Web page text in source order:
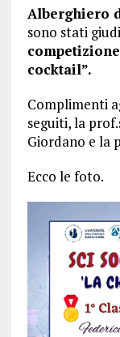
Alberghiero
sono stati
cocktail”.
Complimenti
seguiti, la
Giordano e la
Ecco le foto.